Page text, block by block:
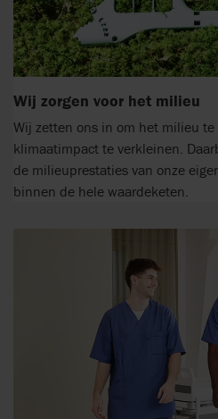
Wij zorgen voor het milieu
Wij zetten ons in om het milieu
klimaatimpact te verkleinen.
de milieuprestaties van onze
binnen de hele waardeketen.